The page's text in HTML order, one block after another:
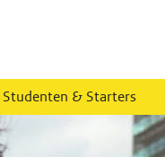
Studenten & Starters